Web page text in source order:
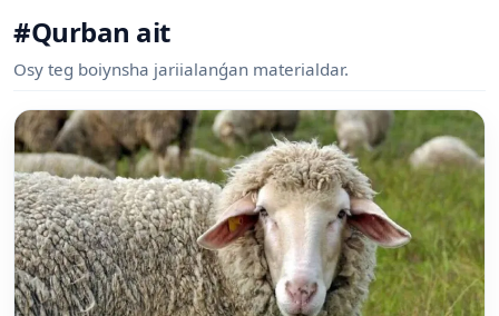
#Qurban ait
Osy teg boiynsha jariialanǵan materialdar.